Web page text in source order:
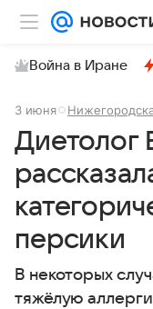
Война в Иране
3 июня
Диетолог
персики
В некоторых
тяжёлую